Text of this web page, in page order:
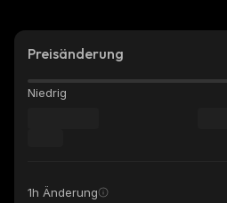
Preisänderung
Niedrig
1h Änderung